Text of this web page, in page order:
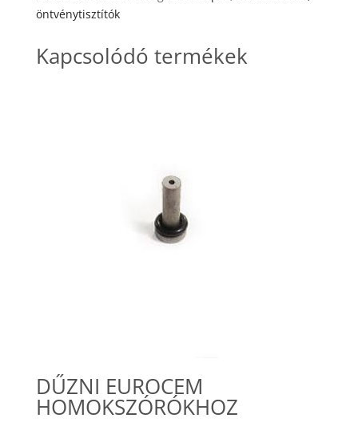
öntvénytisztítók
Kapcsolódó termékek
DŰZNI EUROCEM
HOMOKSZÓRÓKHOZ